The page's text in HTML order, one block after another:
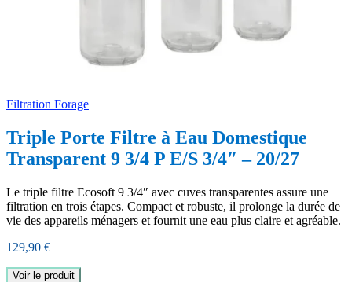
Filtration Forage
Triple Porte Filtre à Eau Domestique
Transparent 9 3/4 P E/S 3/4″ – 20/27
Le triple filtre Ecosoft 9 3/4″ avec cuves transparentes assure une
filtration en trois étapes. Compact et robuste, il prolonge la durée de
vie des appareils ménagers et fournit une eau plus claire et agréable.
129,90 €
Voir le produit